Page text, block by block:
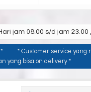
jam 08.00 s/d jam
* Customer service yang
yang bisa on delivery *